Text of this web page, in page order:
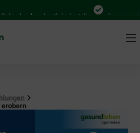
bei Ihrer Apotheke bestellen Bequem
erobern